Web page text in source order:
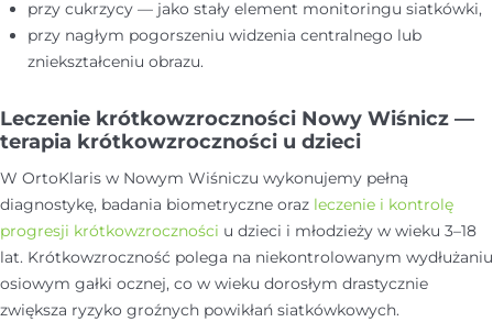
przy cukrzycy — jako stały element monitoringu siatkówki,
przy nagłym pogorszeniu widzenia centralnego lub
zniekształceniu obrazu.
Leczenie krótkowzroczności Nowy Wiśnicz —
terapia krótkowzroczności u dzieci
W OrtoKlaris w Nowym Wiśniczu wykonujemy pełną
diagnostykę, badania biometryczne oraz leczenie i kontrolę
progresji krótkowzroczności u dzieci i młodzieży w wieku 3–18
lat. Krótkowzroczność polega na niekontrolowanym wydłużaniu
osiowym gałki ocznej, co w wieku dorosłym drastycznie
zwiększa ryzyko groźnych powikłań siatkówkowych.